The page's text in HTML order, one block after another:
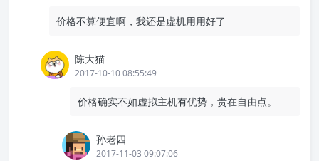
价格不算便宜啊，我还是虚机用用好了
陈大猫
2017-10-10 08:55:49
价格确实不如虚拟主机有优势，贵在自由点。
孙老四
2017-11-03 09:07:06